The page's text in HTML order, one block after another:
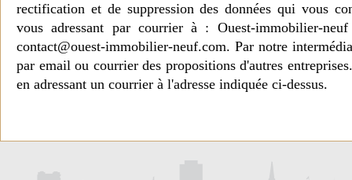
rectification et de suppression des données qui vous
vous adressant par courrier à : Ouest-immobilier-
contact@ouest-immobilier-neuf.com. Par notre
par email ou courrier des propositions d'autres
en adressant un courrier à l'adresse indiquée ci-dessus.